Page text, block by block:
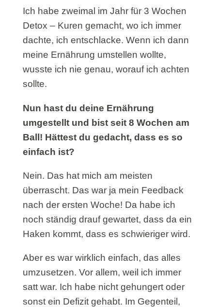
Ich habe zweimal im Jahr für 3 Wochen
Detox – Kuren gemacht, wo ich immer
dachte, ich entschlacke. Wenn ich dann
meine Ernährung umstellen wollte,
wusste ich nie genau, worauf ich achten
sollte.
Nun hast du deine Ernährung
umgestellt und bist seit 8 Wochen am
Ball! Hättest du gedacht, dass es so
einfach ist?
Nein. Das hat mich am meisten
überrascht. Das war ja mein Feedback
nach der ersten Woche! Da habe ich
noch ständig drauf gewartet, dass da ein
Haken kommt, dass es schwieriger wird.
Aber es war wirklich einfach, das alles
umzusetzen. Vor allem, weil ich immer
satt war. Ich habe nicht gehungert oder
sonst ein Defizit gehabt. Im Gegenteil,